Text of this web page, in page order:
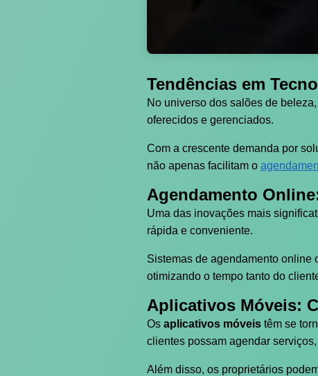
Tendências em
No universo dos salões de
oferecidos e gerenciados.
Com a crescente demanda por
não apenas facilitam o
Agendamento
Uma das inovações mais
rápida e conveniente.
Sistemas de agendamento online
otimizando o tempo tanto do
Aplicativos Móveis:
Os aplicativos móveis têm se
clientes possam agendar
Além disso, os proprietários